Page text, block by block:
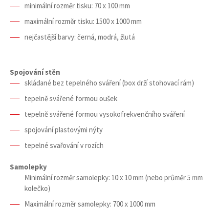
minimální rozměr tisku: 70 x 100 mm
maximální rozměr tisku: 1500 x 1000 mm
nejčastější barvy: černá, modrá, žlutá
Spojování stěn
skládané bez tepelného sváření (box drží stohovací rám)
tepelně svářené formou oušek
tepelně svářené formou vysokofrekvenčního sváření
spojování plastovými nýty
tepelné svařování v rozích
Samolepky
Minimální rozměr samolepky: 10 x 10 mm (nebo průměr 5 mm
kolečko)
Maximální rozměr samolepky: 700 x 1000 mm